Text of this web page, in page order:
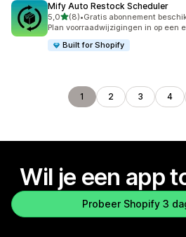
Mify Auto Restock Scheduler
5,0van 5 sterren
(8)
8 recensies in totaal
•Gratis abonnement
Plan voorraadwijzigingen in op een
Built for Shopify
1 2 3 4
Wil je een app
Probeer Shopify 3